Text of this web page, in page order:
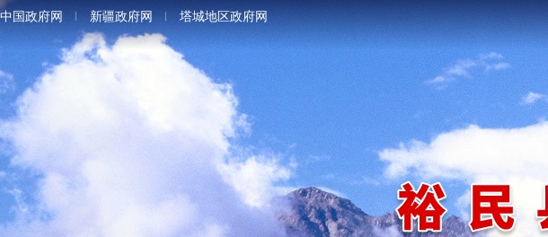
中国政府网 新疆政府网 塔城地区政府网